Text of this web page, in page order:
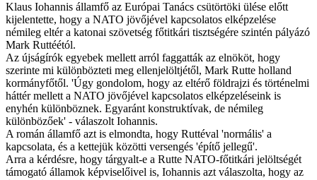
Klaus Iohannis államfő az Európai Tanács csütörtöki ülése előtt
kijelentette, hogy a NATO jövőjével kapcsolatos elképzelése
némileg eltér a katonai szövetség főtitkári tisztségére szintén pályázó
Mark Ruttéétól.
Az újságírók egyebek mellett arról faggatták az elnököt, hogy
szerinte mi különbözteti meg ellenjelöltjétől, Mark Rutte holland
kormányfőtől. 'Úgy gondolom, hogy az eltérő földrajzi és történelmi
háttér mellett a NATO jövőjével kapcsolatos elképzeléseink is
enyhén különböznek. Egyaránt konstruktívak, de némileg
különbözőek' - válaszolt Iohannis.
A román államfő azt is elmondta, hogy Ruttéval 'normális' a
kapcsolata, és a kettejük közötti versengés 'építő jellegű'.
Arra a kérdésre, hogy tárgyalt-e a Rutte NATO-főtitkári jelöltségét
támogató államok képviselőivel is, Iohannis azt válaszolta, hogy az